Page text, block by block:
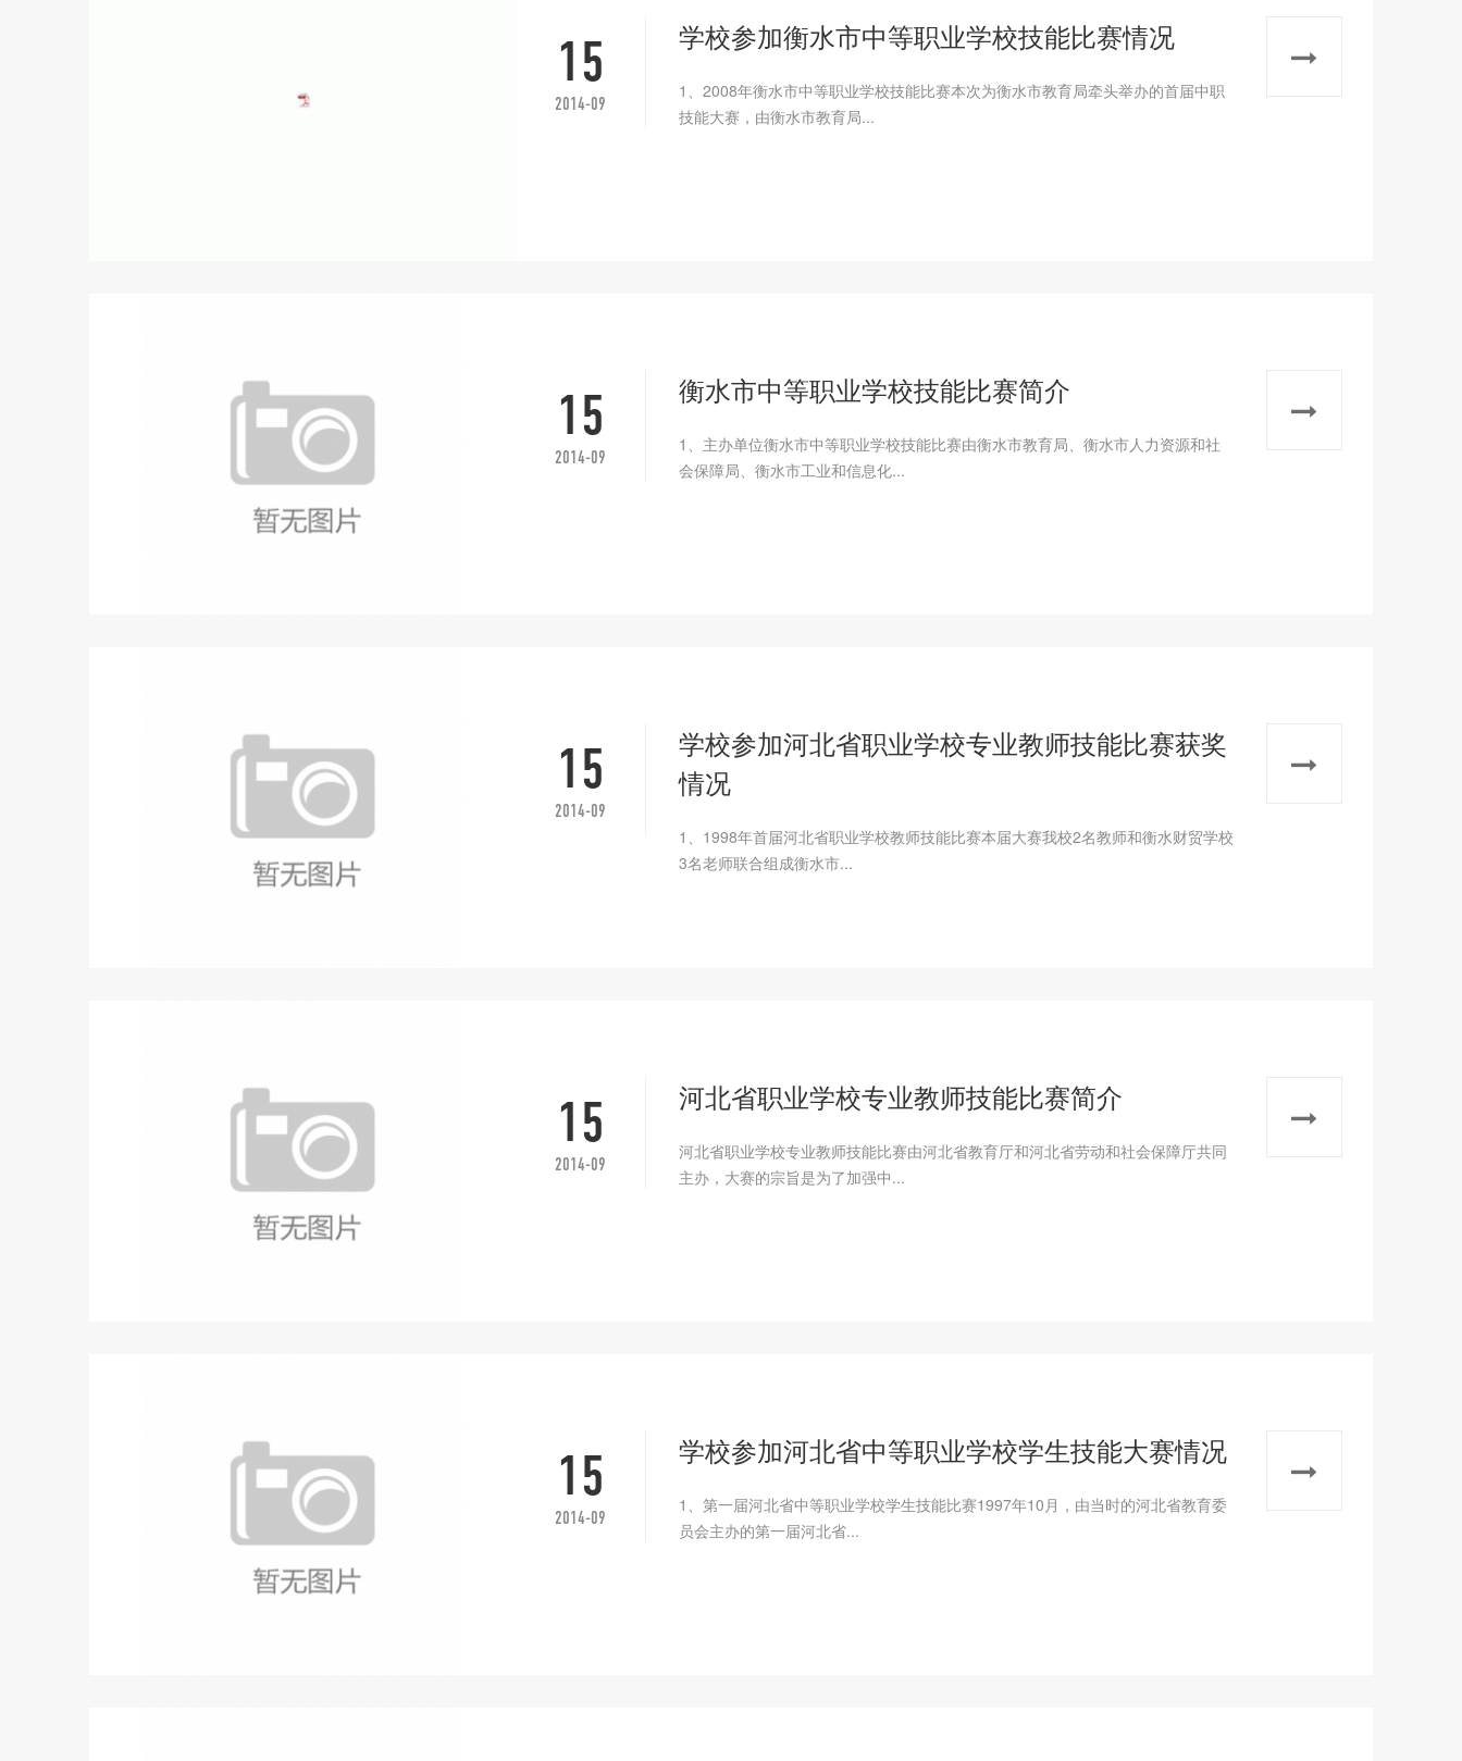
15
2014-09
学校参加衡水市中等职业学校技能比赛情况
1、2008年衡水市中等职业学校技能比赛本次为衡水市教育局牵头举办的首届中职
技能大赛，由衡水市教育局...
15
2014-09
衡水市中等职业学校技能比赛简介
1、主办单位衡水市中等职业学校技能比赛由衡水市教育局、衡水市人力资源和社
会保障局、衡水市工业和信息化...
15
2014-09
学校参加河北省职业学校专业教师技能比赛获奖
情况
1、1998年首届河北省职业学校教师技能比赛本届大赛我校2名教师和衡水财贸学校
3名老师联合组成衡水市...
15
2014-09
河北省职业学校专业教师技能比赛简介
河北省职业学校专业教师技能比赛由河北省教育厅和河北省劳动和社会保障厅共同
主办，大赛的宗旨是为了加强中...
15
2014-09
学校参加河北省中等职业学校学生技能大赛情况
1、第一届河北省中等职业学校学生技能比赛1997年10月，由当时的河北省教育委
员会主办的第一届河北省...